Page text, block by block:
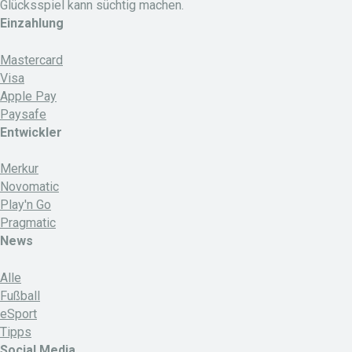
Glücksspiel kann süchtig machen.
Einzahlung
Mastercard
Visa
Apple Pay
Paysafe
Entwickler
Merkur
Novomatic
Play'n Go
Pragmatic
News
Alle
Fußball
eSport
Tipps